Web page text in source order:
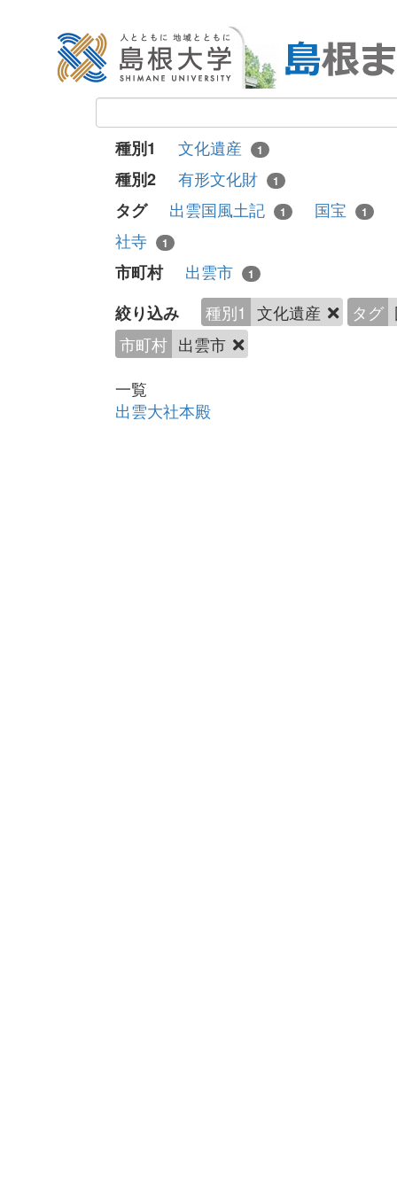
種別1 文化遺産 1
種別2 有形文化財 1
タグ 出雲国風土記 1 国宝 1
社寺
1
市町村 出雲市 1
絞り込み 種別1 文化遺産 タグ
市町村 出雲市
一覧
出雲大社本殿